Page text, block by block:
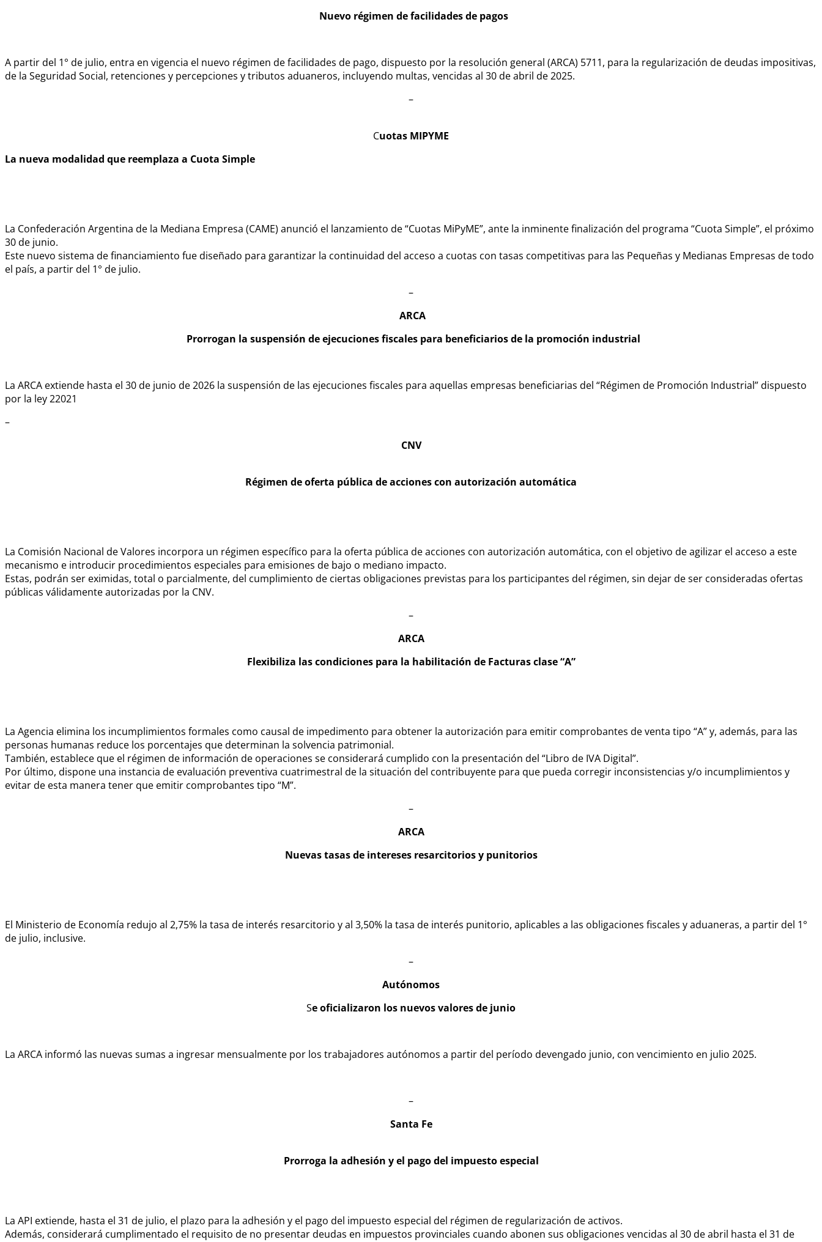
Nuevo régimen de facilidades de pagos
A partir del 1° de julio, entra en vigencia el nuevo régimen de facilidades de pago, dispuesto por la resolución general (ARCA) 5711, para la regularización de deudas impositivas,
de la Seguridad Social, retenciones y percepciones y tributos aduaneros, incluyendo multas, vencidas al 30 de abril de 2025.
–
Cuotas MIPYME
La nueva modalidad que reemplaza a Cuota Simple
La Confederación Argentina de la Mediana Empresa (CAME) anunció el lanzamiento de “Cuotas MiPyME”, ante la inminente finalización del programa “Cuota Simple”, el próximo
30 de junio.
Este nuevo sistema de financiamiento fue diseñado para garantizar la continuidad del acceso a cuotas con tasas competitivas para las Pequeñas y Medianas Empresas de todo
el país, a partir del 1° de julio.
–
ARCA
Prorrogan la suspensión de ejecuciones fiscales para beneficiarios de la promoción industrial
La ARCA extiende hasta el 30 de junio de 2026 la suspensión de las ejecuciones fiscales para aquellas empresas beneficiarias del “Régimen de Promoción Industrial” dispuesto
por la ley 22021
–
CNV
Régimen de oferta pública de acciones con autorización automática
La Comisión Nacional de Valores incorpora un régimen específico para la oferta pública de acciones con autorización automática, con el objetivo de agilizar el acceso a este
mecanismo e introducir procedimientos especiales para emisiones de bajo o mediano impacto.
Estas, podrán ser eximidas, total o parcialmente, del cumplimiento de ciertas obligaciones previstas para los participantes del régimen, sin dejar de ser consideradas ofertas
públicas válidamente autorizadas por la CNV.
–
ARCA
Flexibiliza las condiciones para la habilitación de Facturas clase “A”
La Agencia elimina los incumplimientos formales como causal de impedimento para obtener la autorización para emitir comprobantes de venta tipo “A” y, además, para las
personas humanas reduce los porcentajes que determinan la solvencia patrimonial.
También, establece que el régimen de información de operaciones se considerará cumplido con la presentación del “Libro de IVA Digital”.
Por último, dispone una instancia de evaluación preventiva cuatrimestral de la situación del contribuyente para que pueda corregir inconsistencias y/o incumplimientos y
evitar de esta manera tener que emitir comprobantes tipo “M”.
–
ARCA
Nuevas tasas de intereses resarcitorios y punitorios
El Ministerio de Economía redujo al 2,75% la tasa de interés resarcitorio y al 3,50% la tasa de interés punitorio, aplicables a las obligaciones fiscales y aduaneras, a partir del 1°
de julio, inclusive.
–
Autónomos
Se oficializaron los nuevos valores de junio
La ARCA informó las nuevas sumas a ingresar mensualmente por los trabajadores autónomos a partir del período devengado junio, con vencimiento en julio 2025.
–
Santa Fe
Prorroga la adhesión y el pago del impuesto especial
La API extiende, hasta el 31 de julio, el plazo para la adhesión y el pago del impuesto especial del régimen de regularización de activos.
Además, considerará cumplimentado el requisito de no presentar deudas en impuestos provinciales cuando abonen sus obligaciones vencidas al 30 de abril hasta el 31 de